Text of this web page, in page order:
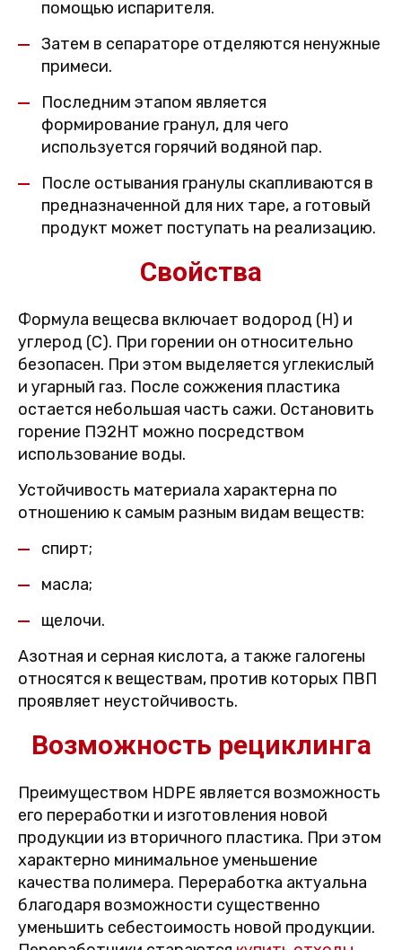
помощью испарителя.
Затем в сепараторе отделяются ненужные
примеси.
Последним этапом является
формирование гранул, для чего
используется горячий водяной пар.
После остывания гранулы скапливаются в
предназначенной для них таре, а готовый
продукт может поступать на реализацию.
Свойства
Формула вещесва включает водород (H) и
углерод (C). При горении он относительно
безопасен. При этом выделяется углекислый
и угарный газ. После сожжения пластика
остается небольшая часть сажи. Остановить
горение ПЭ2НТ можно посредством
использование воды.
Устойчивость материала характерна по
отношению к самым разным видам веществ:
спирт;
масла;
щелочи.
Азотная и серная кислота, а также галогены
относятся к веществам, против которых ПВП
проявляет неустойчивость.
Возможность рециклинга
Преимуществом HDPE является возможность
его переработки и изготовления новой
продукции из вторичного пластика. При этом
характерно минимальное уменьшение
качества полимера. Переработка актуальна
благодаря возможности существенно
уменьшить себестоимость новой продукции.